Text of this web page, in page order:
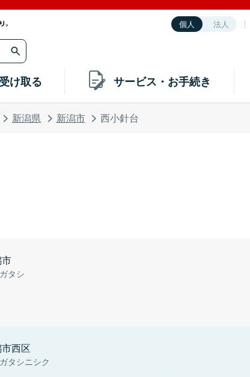
個人 法人
受け取る サービス・お手続き
新潟県 新潟市 西小針台
タシ
西区
タシニシク